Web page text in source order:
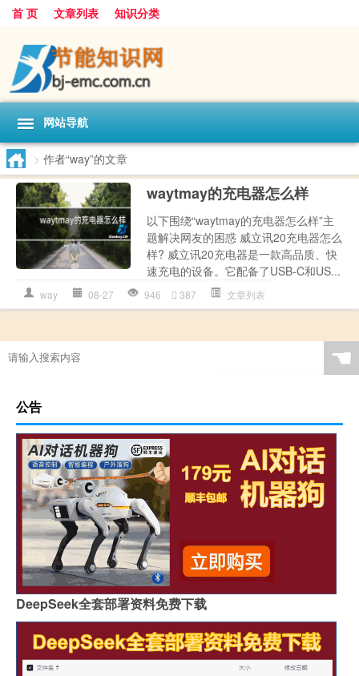
首 页 文章列表 知识分类
网站导航
> 作者“way”的文章
waytmay的充电器怎么样
以下围绕“waytmay的充电器怎么样”主
题解决网友的困惑 威立讯20充电器怎么
样? 威立讯20充电器是一款高品质、快
速充电的设备。它配备了USB-C和US...
way 08-27 946 387 文章列表
☚
公告
DeepSeek全套部署资料免费下载